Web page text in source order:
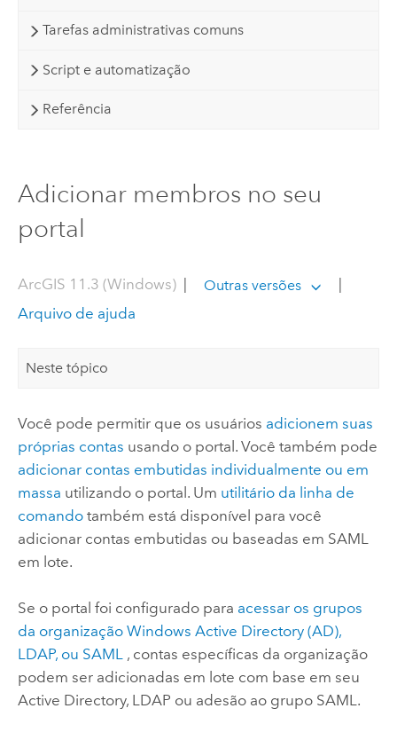
Tarefas administrativas comuns
Script e automatização
Referência
Adicionar membros no seu
portal
ArcGIS 11.3 (Windows)| Outras versões
Arquivo de ajuda
Neste tópico
Você pode permitir que os usuários adicionem suas
próprias contas usando o portal. Você também pode
adicionar contas embutidas individualmente ou em
massa utilizando o portal. Um utilitário da linha de
comandotambém está disponível para você
adicionar contas embutidas ou baseadas em SAML
em lote.
Se o portal foi configurado para acessar os grupos
da organização Windows Active Directory (AD),
LDAP, ou SAML , contas específicas da organização
podem ser adicionadas em lote com base em seu
Active Directory, LDAP ou adesão ao grupo SAML.